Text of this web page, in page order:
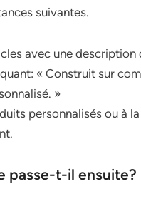
suivantes.
avec une description
« Construit sur
»
personnalisés ou à
passe-t-il ensuite?